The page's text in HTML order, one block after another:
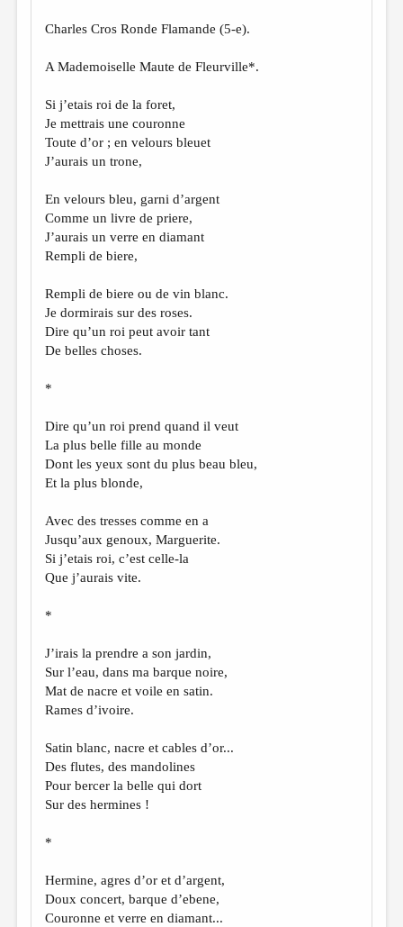
Charles Cros Ronde Flamande (5-e).
A Mademoiselle Maute de Fleurville*.
Si j’etais roi de la foret,
Je mettrais une couronne
Toute d’or ; en velours bleuet
J’aurais un trone,
En velours bleu, garni d’argent
Comme un livre de priere,
J’aurais un verre en diamant
Rempli de biere,
Rempli de biere ou de vin blanc.
Je dormirais sur des roses.
Dire qu’un roi peut avoir tant
De belles choses.
*
Dire qu’un roi prend quand il veut
La plus belle fille au monde
Dont les yeux sont du plus beau bleu,
Et la plus blonde,
Avec des tresses comme en a
Jusqu’aux genoux, Marguerite.
Si j’etais roi, c’est celle-la
Que j’aurais vite.
*
J’irais la prendre a son jardin,
Sur l’eau, dans ma barque noire,
Mat de nacre et voile en satin.
Rames d’ivoire.
Satin blanc, nacre et cables d’or...
Des flutes, des mandolines
Pour bercer la belle qui dort
Sur des hermines !
*
Hermine, agres d’or et d’argent,
Doux concert, barque d’ebene,
Couronne et verre en diamant...